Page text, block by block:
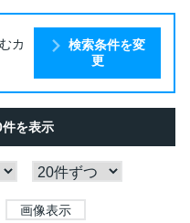
カ
検索条件を変
更
を表示
画像表示